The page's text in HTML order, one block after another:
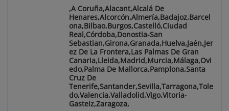
,A Coruña,Alacant,Alcalá De
Henares,Alcorcón,Almería,Badajoz,Barcel
ona,Bilbao,Burgos,Castelló,Ciudad
Real,Córdoba,Donostia-San
Sebastian,Girona,Granada,Huelva,Jaén,Jer
ez De La Frontera,Las Palmas De Gran
Canaria,Lleida,Madrid,Murcia,Málaga,Ovi
edo,Palma De Mallorca,Pamplona,Santa
Cruz De
Tenerife,Santander,Sevilla,Tarragona,Tole
do,Valencia,Valladolid,Vigo,Vitoria-
Gasteiz,Zaragoza,